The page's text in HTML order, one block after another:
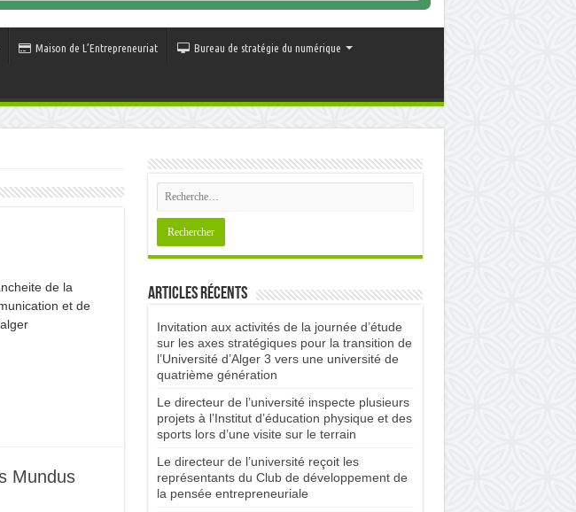
Maison de L’Entrepreneuriat Bureau de stratégie du numérique
de la
et de
Mundus
Articles récents
Invitation aux activités de la journée d’étude
sur les axes stratégiques pour la transition de
l’Université d’Alger 3 vers une université de
quatrième génération
Le directeur de l’université inspecte plusieurs
projets à l’Institut d’éducation physique et des
sports lors d’une visite sur le terrain
Le directeur de l’université reçoit les
représentants du Club de développement de
la pensée entrepreneuriale